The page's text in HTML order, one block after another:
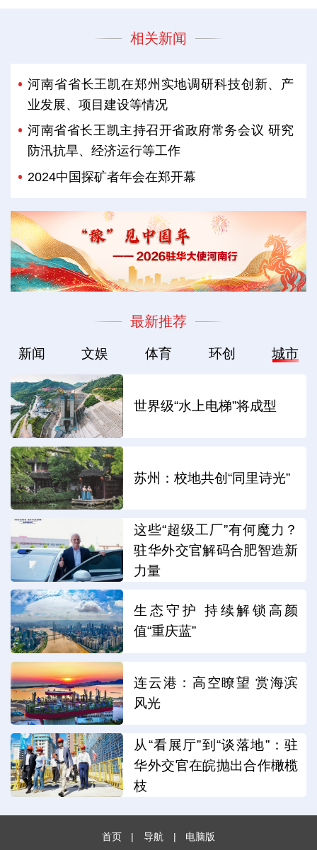
相关新闻
河南省省长王凯在郑州实地调研科技创新、产
业发展、项目建设等情况
河南省省长王凯主持召开省政府常务会议 研究
防汛抗旱、经济运行等工作
2024中国探矿者年会在郑开幕
最新推荐
新闻 文娱 体育 环创 城市
世界级“水上电梯”将成型
苏州：校地共创“同里诗光”
这些“超级工厂”有何魔力？
驻华外交官解码合肥智造新
力量
生态守护 持续解锁高颜
值“重庆蓝”
连云港：高空瞭望 赏海滨
风光
从“看展厅”到“谈落地”：驻
华外交官在皖抛出合作橄榄
枝
首页 | 导航 | 电脑版